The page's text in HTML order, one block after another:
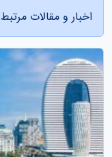
اخبار و مقالات مرتبط